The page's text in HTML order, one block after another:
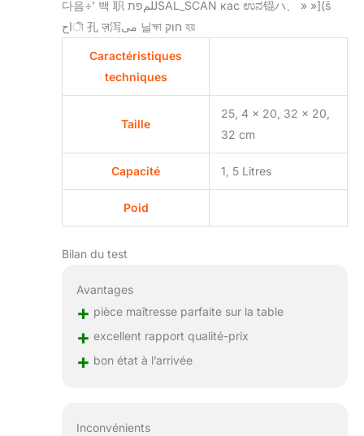
다음÷’ 백 职 للمפתSAL_SCAN кас ಉನ锟ハ、 » »](š
احী 孔 ज़泻می 닐ক্ষা חוק হয়
Caractéristiques
techniques
Taille
25, 4 x 20, 32 x 20,
32 cm
Capacité 1, 5 Litres
Poid
Bilan du test
Avantages
+ pièce maîtresse parfaite sur la table
+ excellent rapport qualité-prix
+ bon état à l’arrivée
Inconvénients